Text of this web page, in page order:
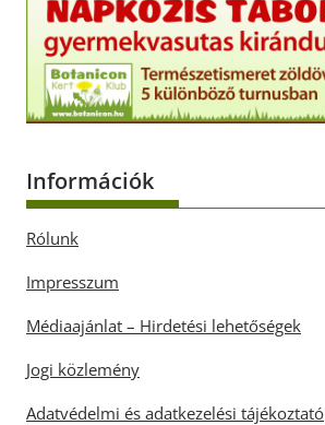
Információk
Rólunk
Impresszum
Médiaajánlat – Hirdetési lehetőségek
Jogi közlemény
Adatvédelmi és adatkezelési tájékoztató